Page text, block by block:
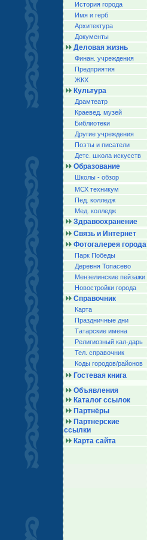
История города
Имя и герб
Архитектура
Документы
Деловая жизнь
Финан. учреждения
Предприятия
ЖКХ
Культура
Драмтеатр
Краевед. музей
Библиотеки
Другие учреждения
Поэты и писатели
Детс. школа искусств
Образование
Школы - обзор
МСХ техникум
Пед. колледж
Мед. колледж
Здравоохранение
Связь и Интернет
Фотогалерея города
Парк Победы
Деревня Топасево
Мензелинские пейзажи
Новостройки города
Справочник
Карта
Праздничные дни
Татарские имена
Религиозный кал-дарь
Тел. справочник
Коды городов/райoнов
Гостевая книга
Объявления
Каталог ссылок
Партнёры
Партнерские
ссылки
Карта сайта